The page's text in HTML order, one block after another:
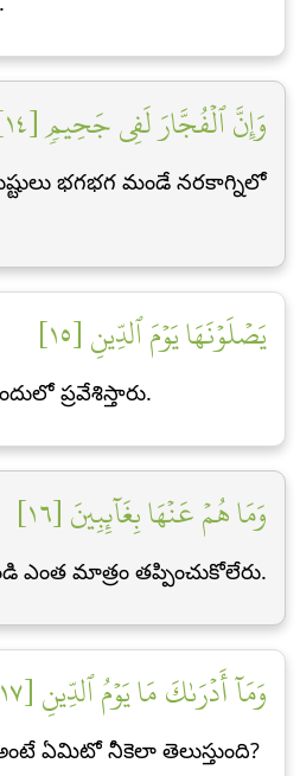
وَإِنَّ ٱلۡفُجَّارَ لَفِي جَحِيمٖ [١٤]
భగభగ మండే నరకాగ్నిలో
يَصۡلَوۡنَهَا يَوۡمَ ٱلدِّينِ [١٥]
ప్రవేశిస్తారు.
وَمَا هُمۡ عَنۡهَا بِغَآئِبِينَ [١٦]
మాత్రం తప్పించుకోలేరు.
وَمَآ أَدۡرَىٰكَ مَا يَوۡمُ ٱلدِّينِ [١٧]
ఏమిటో నీకెలా తెలుస్తుంది?